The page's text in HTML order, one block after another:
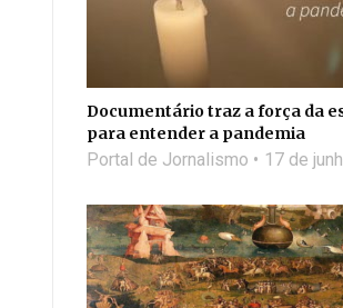
Documentário traz a força da
para entender a pandemia
Portal de Jornalismo 17 de